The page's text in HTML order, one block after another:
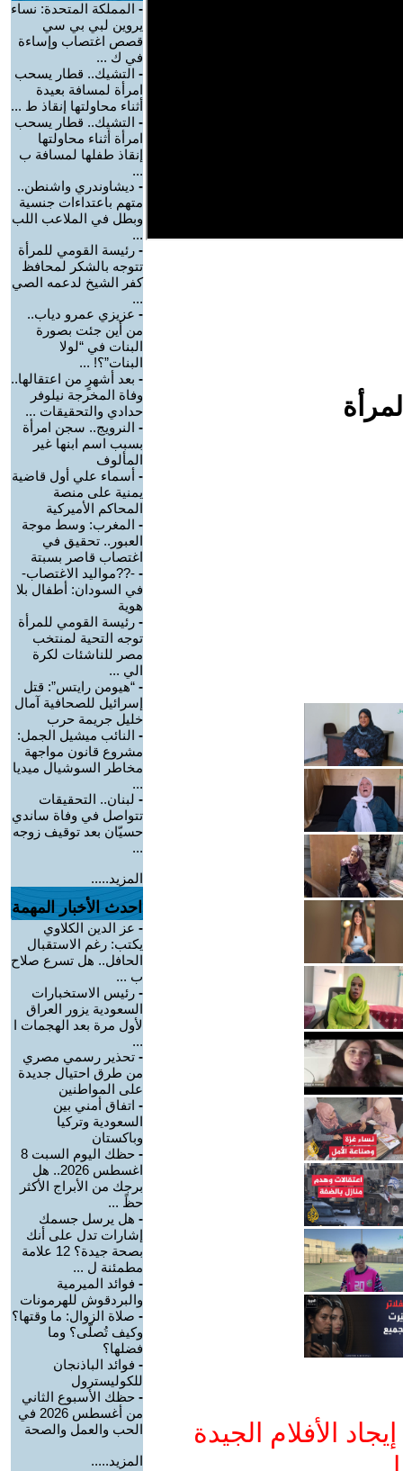
الأفلام الجيدة
- المملكة المتحدة: نساء
يروين لبي بي سي
قصص اغتصاب وإساءة
في ك ...
- التشيك.. قطار يسحب
امرأة لمسافة بعيدة
أثناء محاولتها إنقاذ ط ...
- التشيك.. قطار يسحب
امرأة أثناء محاولتها
إنقاذ طفلها لمسافة ب
...
- ديشاوندري واشنطن..
متهم باعتداءات جنسية
وبطل في الملاعب اللب
...
- رئيسة القومي للمرأة
تتوجه بالشكر لمحافظ
كفر الشيخ لدعمه الصي
...
- عزيزي عمرو دياب..
من أين جئت بصورة
البنات في “لولا
البنات”؟! ...
- بعد أشهرٍ من اعتقالها..
وفاة المخرجة نيلوفر
حدادي والتحقيقات ...
- النرويج.. سجن امرأة
بسبب اسم ابنها غير
المألوف
- أسماء علي أول قاضية
يمنية على منصة
المحاكم الأميركية
- المغرب: وسط موجة
العبور.. تحقيق في
اغتصاب قاصر بسبتة
- -??مواليد الاغتصاب-
في السودان: أطفال بلا
هوية
- رئيسة القومي للمرأة
توجه التحية لمنتخب
مصر للناشئات لكرة
الي ...
- “هيومن رايتس”: قتل
إسرائيل للصحافية آمال
خليل جريمة حرب
- النائب ميشيل الجمل:
مشروع قانون مواجهة
مخاطر السوشيال ميديا
...
- لبنان.. التحقيقات
تتواصل في وفاة ساندي
حسيّان بعد توقيف زوجه
...
المزيد.....
احدث الأخبار المهمة
- عز الدين الكلاوي
يكتب: رغم الاستقبال
الحافل.. هل تسرع صلاح
ب ...
- رئيس الاستخبارات
السعودية يزور العراق
لأول مرة بعد الهجمات ا
...
- تحذير رسمي مصري
من طرق احتيال جديدة
على المواطنين
- اتفاق أمني بين
السعودية وتركيا
وباكستان
-
حظك اليوم السبت 8
اغسطس 2026.. هل
برجك من الأبراج الأكثر
حظً ...
- هل يرسل جسمك
إشارات تدل على أنك
بصحة جيدة؟ 12 علامة
مطمئنة ل ...
- فوائد الميرمية
والبردقوش للهرمونات
- صلاة الزوال: ما وقتها؟
وكيف تُصلّى؟ وما
فضلها؟
- فوائد الباذنجان
للكوليسترول
- حظك الأسبوع الثاني
من أغسطس 2026 في
الحب والعمل والصحة
المزيد.....